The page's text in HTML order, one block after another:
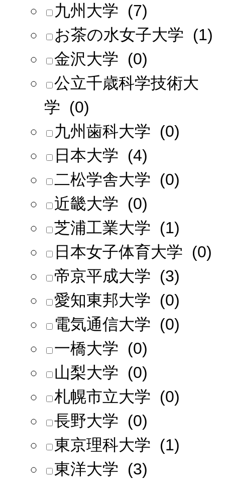
九州大学 (7)
お茶の水女子大学 (1)
金沢大学 (0)
公立千歳科学技術大
学 (0)
九州歯科大学 (0)
日本大学 (4)
二松学舎大学 (0)
近畿大学 (0)
芝浦工業大学 (1)
日本女子体育大学 (0)
帝京平成大学 (3)
愛知東邦大学 (0)
電気通信大学 (0)
一橋大学 (0)
山梨大学 (0)
札幌市立大学 (0)
長野大学 (0)
東京理科大学 (1)
東洋大学 (3)